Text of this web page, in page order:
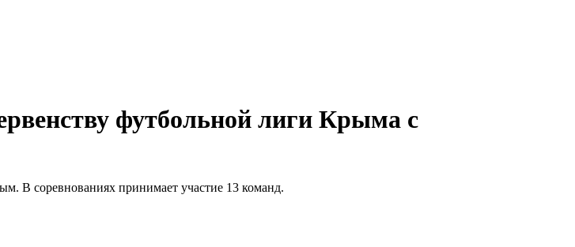
футбольной лиги Крыма с
В соревнованиях принимает участие 13 команд.